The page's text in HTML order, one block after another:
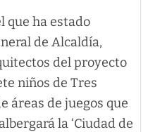
que ha estado
de Alcaldía,
del proyecto
niños de Tres
áreas de juegos que
la ‘Ciudad de